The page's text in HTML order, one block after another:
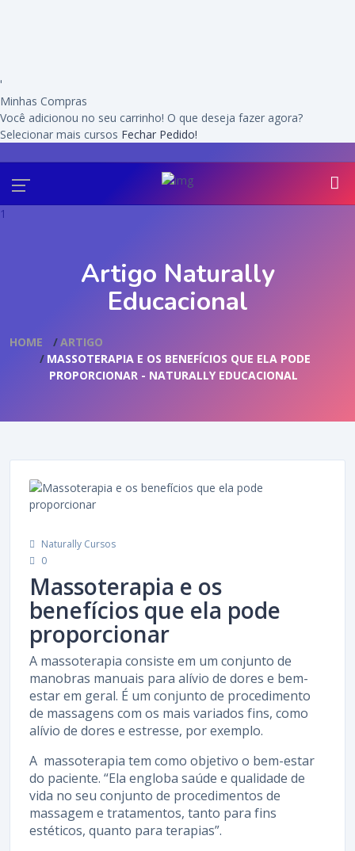
'
Minhas Compras
Você adicionou no seu carrinho! O que deseja fazer agora?
Selecionar mais cursos Fechar Pedido!
1
Artigo Naturally
Educacional
HOME
ARTIGO
MASSOTERAPIA E OS BENEFÍCIOS QUE ELA PODE
PROPORCIONAR - NATURALLY EDUCACIONAL
Naturally Cursos
0
Massoterapia e os
benefícios que ela pode
proporcionar
A massoterapia consiste em um conjunto de
manobras manuais para alívio de dores e bem-
estar em geral. É um conjunto de procedimento
de massagens com os mais variados fins, como
alívio de dores e estresse, por exemplo.
A massoterapia tem como objetivo o bem-estar
do paciente. “Ela engloba saúde e qualidade de
vida no seu conjunto de procedimentos de
massagem e tratamentos, tanto para fins
estéticos, quanto para terapias”.